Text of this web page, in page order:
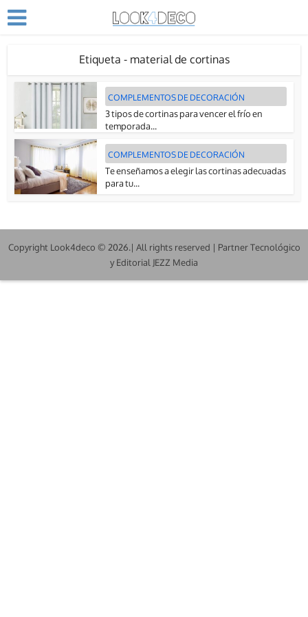
Etiqueta - material de cortinas
COMPLEMENTOS DE DECORACIÓN
3 tipos de cortinas para vencer el frío en
temporada...
COMPLEMENTOS DE DECORACIÓN
Te enseñamos a elegir las cortinas adecuadas
para tu...
Copyright Look4deco © 2026.| All rights reserved | Partner Tecnológico
y Editorial JEZZ Media